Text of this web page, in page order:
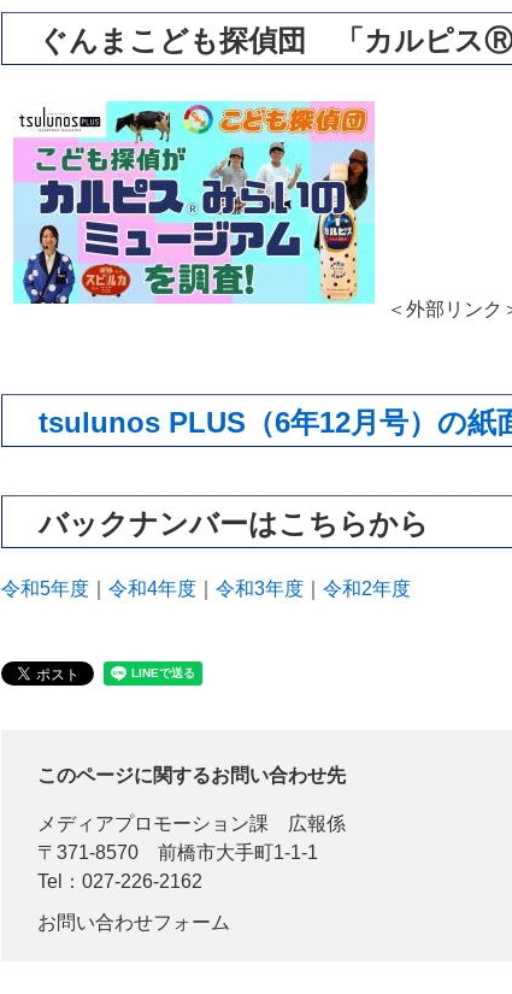
ぐんまこども探偵団 「カルピス
＜外部リンク
tsulunos PLUS（6年12月号）の紙
バックナンバーはこちらから
令和5年度 令和4年度 令和3年度 令和2年度
このページに関するお問い合わせ先
メディアプロモーション課
広報係
〒371-8570
前橋市大手町1-1-1
Tel：027-226-2162
お問い合わせフォーム